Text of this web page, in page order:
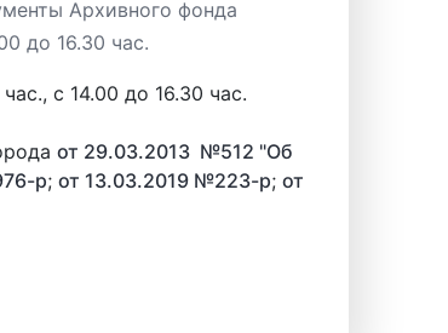
Архивного фонда
до 16.30 час.
с 14.00 до 16.30 час.
от 29.03.2013 №512 "Об
р;от 13.03.2019 №223-р; от